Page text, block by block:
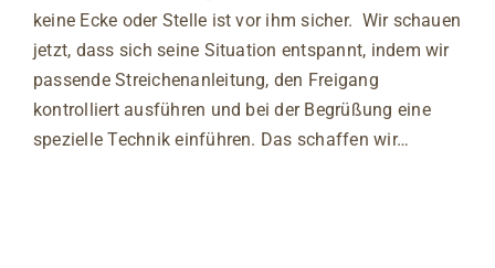
keine Ecke oder Stelle ist vor ihm sicher. Wir schauen
jetzt, dass sich seine Situation entspannt, indem wir
passende Streichenanleitung, den Freigang
kontrolliert ausführen und bei der Begrüßung eine
spezielle Technik einführen. Das schaffen wir…